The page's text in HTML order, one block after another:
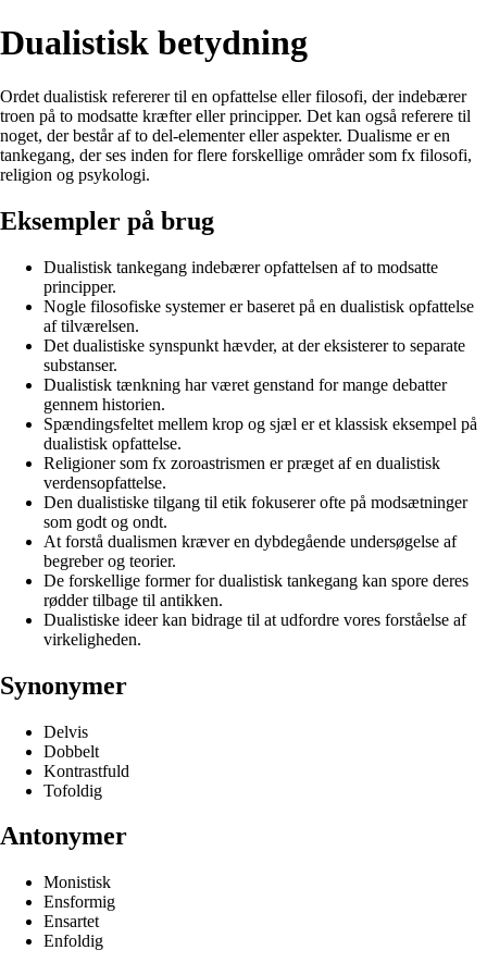
Dualistisk betydning
Ordet dualistisk refererer til en opfattelse eller filosofi, der indebærer
troen på to modsatte kræfter eller principper. Det kan også referere til
noget, der består af to del-elementer eller aspekter. Dualisme er en
tankegang, der ses inden for flere forskellige områder som fx filosofi,
religion og psykologi.
Eksempler på brug
Dualistisk tankegang indebærer opfattelsen af to modsatte
principper.
Nogle filosofiske systemer er baseret på en dualistisk opfattelse
af tilværelsen.
Det dualistiske synspunkt hævder, at der eksisterer to separate
substanser.
Dualistisk tænkning har været genstand for mange debatter
gennem historien.
Spændingsfeltet mellem krop og sjæl er et klassisk eksempel på
dualistisk opfattelse.
Religioner som fx zoroastrismen er præget af en dualistisk
verdensopfattelse.
Den dualistiske tilgang til etik fokuserer ofte på modsætninger
som godt og ondt.
At forstå dualismen kræver en dybdegående undersøgelse af
begreber og teorier.
De forskellige former for dualistisk tankegang kan spore deres
rødder tilbage til antikken.
Dualistiske ideer kan bidrage til at udfordre vores forståelse af
virkeligheden.
Synonymer
Delvis
Dobbelt
Kontrastfuld
Tofoldig
Antonymer
Monistisk
Ensformig
Ensartet
Enfoldig